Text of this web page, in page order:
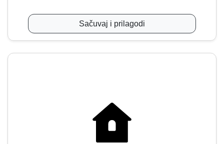
Sačuvaj i prilagodi